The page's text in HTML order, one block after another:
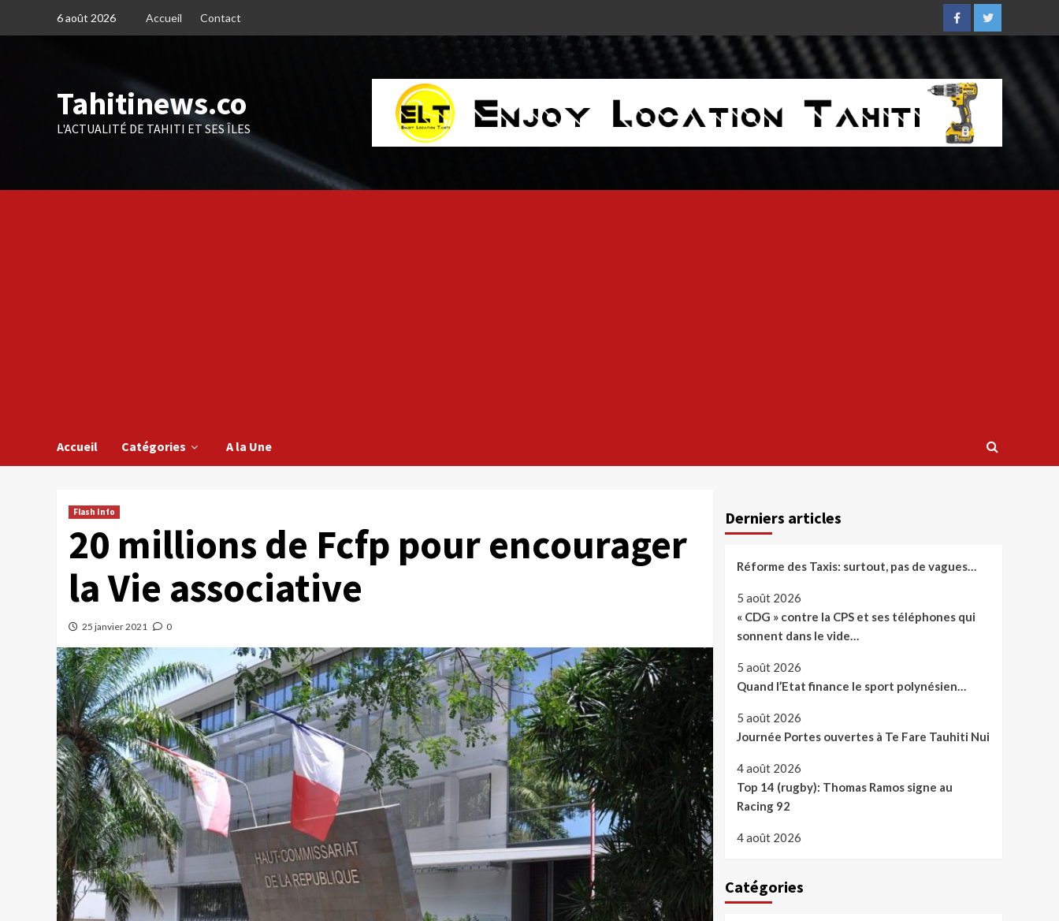
6 août 2026 Accueil Contact
FacebookTwitter
Tahitinews.co
L'ACTUALITÉ DE TAHITI ET SES ÎLES
Accueil Catégories A la Une
Flash Info
20 millions de Fcfp pour encourager
la Vie associative
25 janvier 2021 0
Derniers articles
Réforme des Taxis: surtout, pas de vagues…
5 août 2026
« CDG » contre la CPS et ses téléphones qui
sonnent dans le vide…
5 août 2026
Quand l’Etat finance le sport polynésien…
5 août 2026
Journée Portes ouvertes à Te Fare Tauhiti Nui
4 août 2026
Top 14 (rugby): Thomas Ramos signe au
Racing 92
4 août 2026
Catégories